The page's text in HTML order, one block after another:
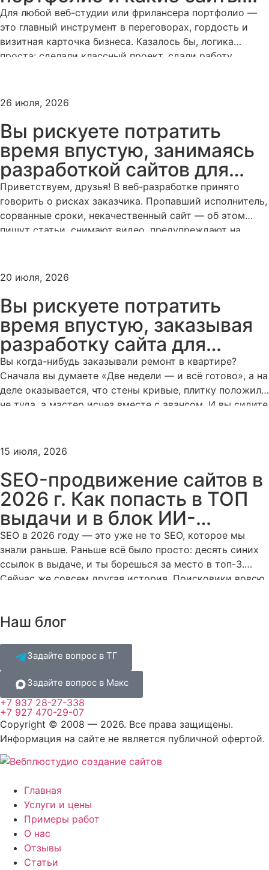
размещаем мы на
webplustudio.ru
Для любой веб-студии или фрилансера портфолио —
это главный инструмент в переговорах, гордость и
визитная карточка бизнеса. Казалось бы, логика
проста: сделали классный проект, сдали работу
Behance и привлекай новых клиентов. Но на практике
26 июля, 2026
Вы рискуете потратить
время впустую, занимаясь
разработкой сайтов для
непредсказуемых клиентов
Приветствуем, друзья! В веб-разработке принято
говорить о рисках заказчика. Пропавший исполнитель,
сорванные сроки, некачественный сайт — об этом
пишут статьи, снимают видео, предупреждают на
столкнуться. Но есть и обратная сторона медали.
меньше. […]
20 июля, 2026
Вы рискуете потратить
время впустую, заказывая
разработку сайта для
своего бизнеса
Вы когда-нибудь заказывали ремонт в квартире?
Сначала вы думаете «Две недели — и всё готово», а на
деле оказывается, что стены кривые, плитку положили
не туда, а мастер исчез вместе с авансом. И вы сидите
же […]
15 июля, 2026
SEO-продвижение сайтов в
2026 г. Как попасть в ТОП
выдачи и в блок ИИ-
ответов Google/Яндекс.
SEO в 2026 году — это уже не то SEO, которое мы
знали раньше. Раньше всё было просто: десять синих
ссылок в выдаче, и ты борешься за место в топ-3.
Сейчас же совсем другая история. Поисковики вовсю
сразу вверху страницы, на самом […]
Наш блог
Задайте вопрос в ТГ
Задайте вопрос в Макс
+7 937 28-27-338
+7 927 470-29-07
Copyright © 2008 — 2026. Все права защищены.
Информация на сайте не является публичной офертой.
Главная
Услуги и цены
Примеры работ
О нас
Отзывы
Статьи